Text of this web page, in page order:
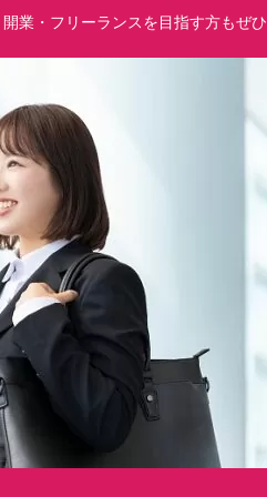
業・フリーランスを目指す方もぜひ